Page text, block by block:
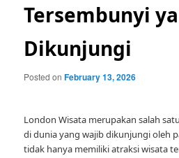
Tersembunyi
Dikunjungi
Posted onFebruary 13, 2026
London Wisata merupakan salah
di dunia yang wajib dikunjungi oleh
tidak hanya memiliki atraksi wisata